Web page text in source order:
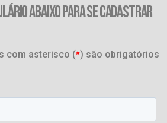
ABAIXO PARA SE CADASTRAR
com asterisco (*) são obrigatórios